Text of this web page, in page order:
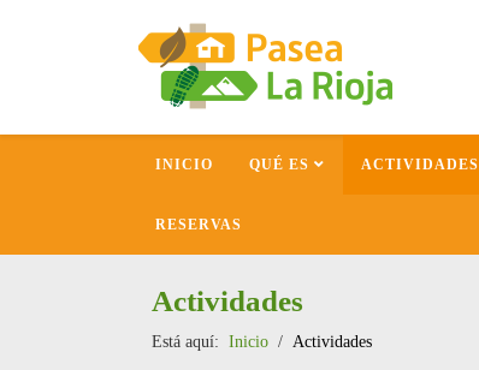
INICIO QUÉ ES ACTIVIDADES
RESERVAS
Actividades
Está aquí: Inicio Actividades